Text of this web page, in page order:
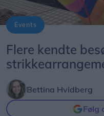
Events
Flere kendte
Bettina Hvidberg
Følg